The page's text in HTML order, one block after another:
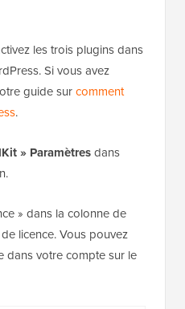
les trois plugins dans
Si vous avez
guide surcomment
.
» Paramètresdans
» dans la colonne de
licence. Vous pouvez
dans votre compte sur le